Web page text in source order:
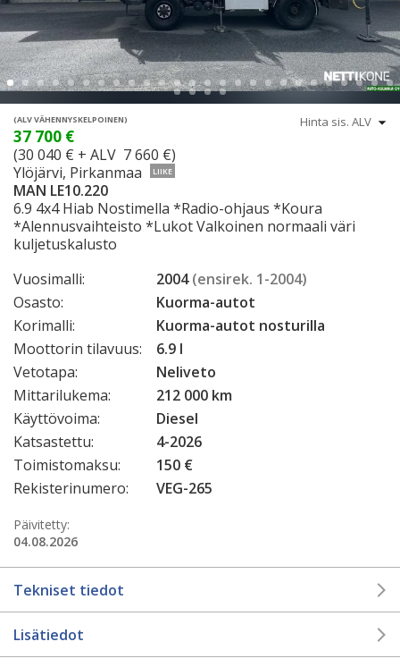
(ALV VÄHENNYSKELPOINEN)
37 700 €
(30 040 € + ALV 7 660 €)
Ylöjärvi, Pirkanmaa
LIIKE
MAN LE10.220
6.9 4x4 Hiab Nostimella *Radio-ohjaus *Koura
*Alennusvaihteisto *Lukot Valkoinen normaali väri
kuljetuskalusto
Vuosimalli:
2004(ensirek. 1-2004)
Osasto:
Kuorma-autot
Korimalli:
Kuorma-autot nosturilla
Moottorin tilavuus:
6.9 l
Vetotapa:
Neliveto
Mittarilukema:
212 000 km
Käyttövoima:
Diesel
Katsastettu:
4-2026
Toimistomaksu:
150 €
Rekisterinumero:
VEG-265
Päivitetty:
04.08.2026
Tekniset tiedot
Lisätiedot